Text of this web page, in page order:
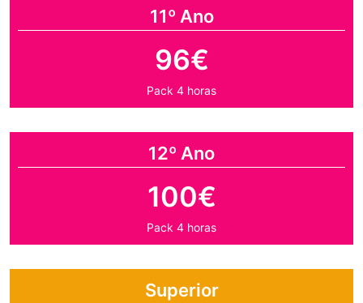
11º Ano
96€
Pack 4 horas
12º Ano
100€
Pack 4 horas
Superior